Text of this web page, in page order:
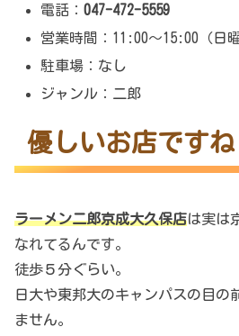
電話：047-472-5559
営業時間：11:00～15:00（日
駐車場：なし
ジャンル：二郎
優しいお店ですね
ラーメン二郎京成大久保店は実は
なれてるんです。
徒歩５分ぐらい。
日大や東邦大のキャンパスの目の
ません。